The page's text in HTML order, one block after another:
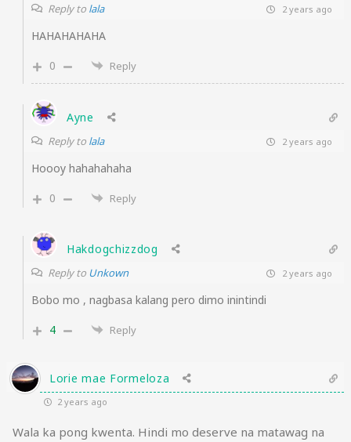
Reply to lala 2 years ago
HAHAHAHAHA
0
Reply
Ayne
Reply to lala 2 years ago
Hoooy hahahahaha
0
Reply
Hakdogchizzdog
Reply to Unkown 2 years ago
Bobo mo , nagbasa kalang pero dimo inintindi
4
Reply
Lorie mae Formeloza
2 years ago
Wala ka pong kwenta. Hindi mo deserve na matawag na